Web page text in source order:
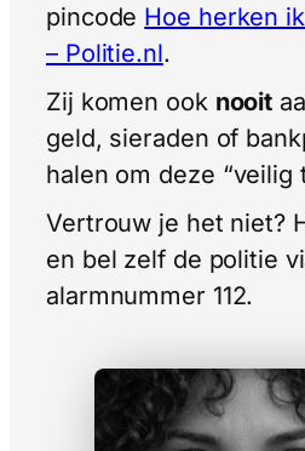
pincode Hoe herken
– Politie.nl.
Zij komen ook nooit
geld, sieraden of
halen om deze “veilig
Vertrouw je het niet?
en bel zelf de politie
alarmnummer 112.